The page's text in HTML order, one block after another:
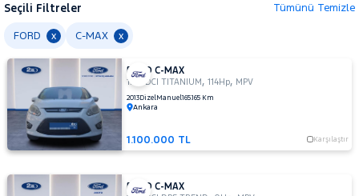
Tüm
Araçlar
AUDI
BMC
BMW
BYD
Seçili Filtreler Tümünü Temizle
FORD x C-MAX x
FORD C-MAX
1.6 TDCI TITANIUM ,114Hp, MPV
2013DizelManuel165.165 Km
Ankara
1.100.000 TL Karşılaştır
FORD C-MAX